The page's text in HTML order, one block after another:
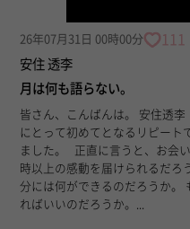
26年07月31日 00時00分 111
安住 透李
月は何も語らない。
皆さん、こんばんは。 安住透李（あ
にとって初めてとなるリピート
ました。 正直に言うと、お会いするまでずっと不安でした。 初回の
時以上の感動を届けられるだろ
分には何ができるのだろうか。
ればいいのだろうか。...